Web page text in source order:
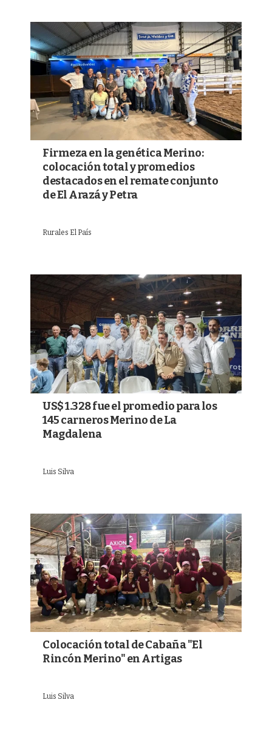
Firmeza en la genética Merino:
colocación total y promedios
destacados en el remate conjunto
de El Arazá y Petra
Rurales El País
US$ 1.328 fue el promedio para los
145 carneros Merino de La
Magdalena
Luis Silva
Colocación total de Cabaña "El
Rincón Merino" en Artigas
Luis Silva